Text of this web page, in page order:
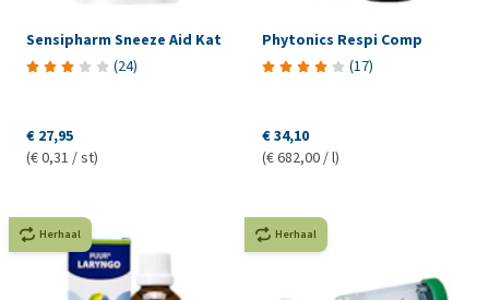
Sensipharm Sneeze Aid Kat
(24)
€ 27,95
(€ 0,31 / st)
Phytonics Respi Comp
(17)
€ 34,10
(€ 682,00 / l)
Herhaal Herhaal